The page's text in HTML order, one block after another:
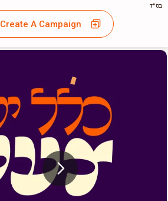
בס"ד
Create A Campaign